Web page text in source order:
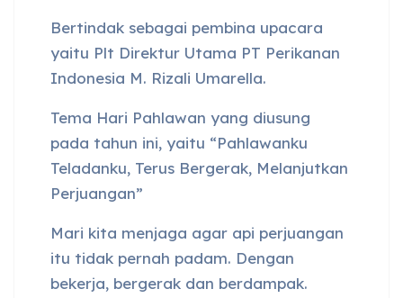
Bertindak sebagai pembina upacara
yaitu Plt Direktur Utama PT Perikanan
Indonesia M. Rizali Umarella.
Tema Hari Pahlawan yang diusung
pada tahun ini, yaitu “Pahlawanku
Teladanku, Terus Bergerak, Melanjutkan
Perjuangan”
Mari kita menjaga agar api perjuangan
itu tidak pernah padam. Dengan
bekerja, bergerak dan berdampak.